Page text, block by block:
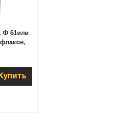
Ф 61или
Купить